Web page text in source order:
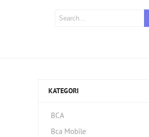
KATEGORI
BCA
Bca Mobile